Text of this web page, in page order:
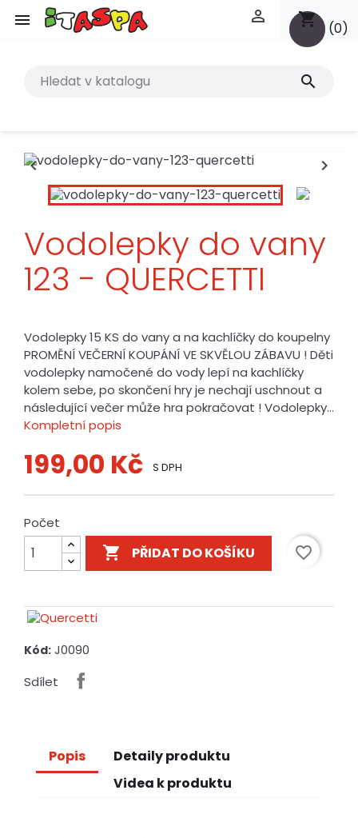
 shopping_cart (0)

search
 
Vodolepky do vany
123 - QUERCETTI
Vodolepky 15 KS do vany a na kachlíčky do koupelny
PROMĚNÍ VEČERNÍ KOUPÁNÍ VE SKVĚLOU ZÁBAVU ! Děti
vodolepky namočené do vody lepí na kachlíčky
kolem sebe, po skončení hry je nechají uschnout a
následující večer může hra pokračovat ! Vodolepky...
Kompletní popis
199,00 Kč S DPH
Počet
 PŘIDAT DO KOŠÍKU favorite_border
Kód: J0090
Sdílet
Popis
Detaily produktu
Videa k produktu